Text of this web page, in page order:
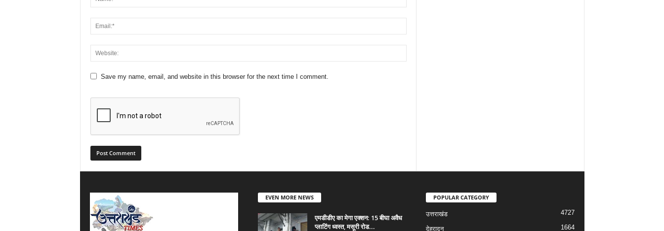
Save my name, email, and website in this browser for the next time I comment.
EVEN MORE NEWS
एमडीडीए का मेगा एक्शन: 15 बीघा अवैध
प्लाटिंग ध्वस्त, मसूरी रोड...
POPULAR CATEGORY
उत्तराखंड 4727
देहरादून 1664